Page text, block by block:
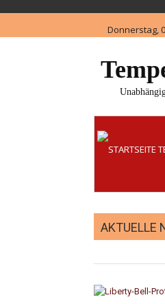
content
Donnerstag,
AKTUELLE